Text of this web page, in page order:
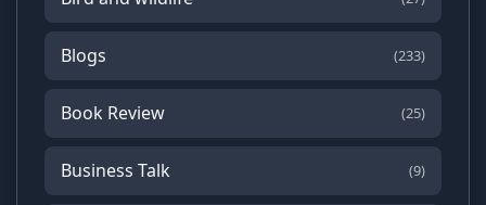
Blogs (233)
Book Review (25)
Business Talk (9)